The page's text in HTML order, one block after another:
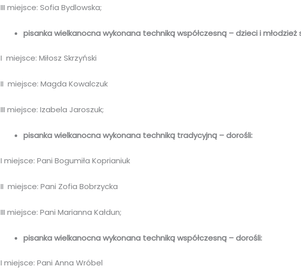
III miejsce: Sofia Bydlowska;
pisanka wielkanocna wykonana techniką współczesną – dzieci i młodzież
I miejsce: Miłosz Skrzyński
II miejsce: Magda Kowalczuk
III miejsce: Izabela Jaroszuk;
pisanka wielkanocna wykonana techniką tradycyjną – dorośli:
I miejsce: Pani Bogumiła Koprianiuk
II miejsce: Pani Zofia Bobrzycka
III miejsce: Pani Marianna Kałdun;
pisanka wielkanocna wykonana techniką współczesną – dorośli:
I miejsce: Pani Anna Wróbel